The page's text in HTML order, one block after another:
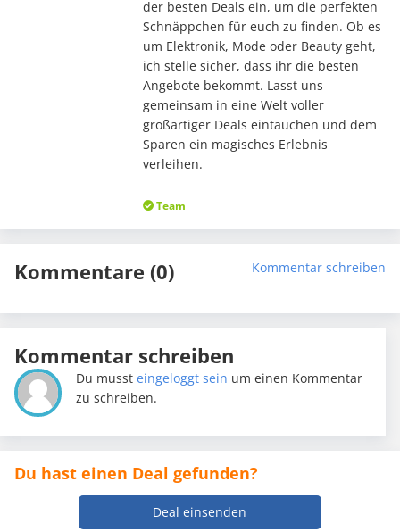
der besten Deals ein, um die perfekten
Schnäppchen für euch zu finden. Ob es
um Elektronik, Mode oder Beauty geht,
ich stelle sicher, dass ihr die besten
Angebote bekommt. Lasst uns
gemeinsam in eine Welt voller
großartiger Deals eintauchen und dem
Sparen ein magisches Erlebnis
verleihen.
Team
Kommentare (0) Kommentar schreiben
Kommentar schreiben
Du mussteingeloggt sein um einen Kommentar
zu schreiben.
Du hast einen Deal gefunden?
Deal einsenden